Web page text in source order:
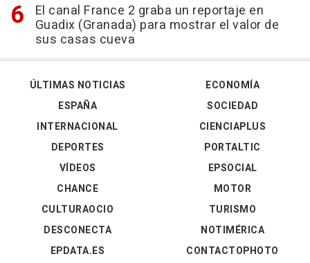
El canal France 2 graba un reportaje en
Guadix (Granada) para mostrar el valor de
sus casas cueva
ÚLTIMAS NOTICIAS
ESPAÑA
INTERNACIONAL
DEPORTES
VÍDEOS
ECONOMÍA
SOCIEDAD
CIENCIAPLUS
PORTALTIC
EPSOCIAL
CHANCE
CULTURAOCIO
DESCONECTA
EPDATA.ES
MOTOR
TURISMO
NOTIMÉRICA
CONTACTOPHOTO